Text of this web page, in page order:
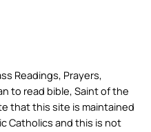
Readings, Prayers,
to read bible, Saint of the
that this site is maintained
Catholics and this is not